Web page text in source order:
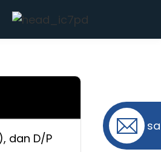
dan D/P